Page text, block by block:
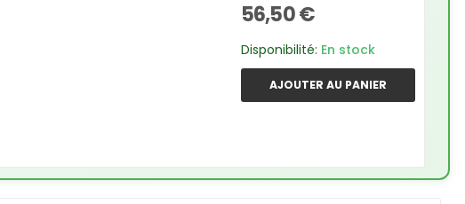
56,50 €
Disponibilité: En stock
AJOUTER AU PANIER